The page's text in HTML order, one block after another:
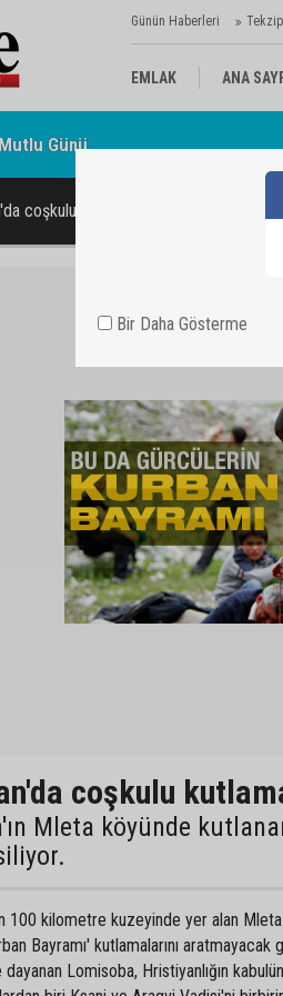
Günün Haberleri Tekzip
EMLAK ANA
Ankara Kalkınma Ajansı'nda
coşkulu kutlama
coşkulu
Mleta köyünde
100 kilometre kuzeyinde yer alan
Bayramı' kutlamalarını aratmayacak
Lomisoba, Hristiyanlığın
Bir Daha Gösterme